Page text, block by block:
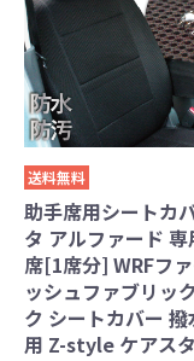
送料無料
助手席用シートカ
タ アルファード
席[1席分] WRFフ
ッシュファブリッ
ク シートカバー
用 Z-style ケアス